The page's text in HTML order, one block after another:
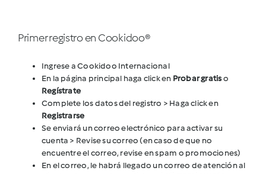
Cookidoo
Primer registro en Cookidoo®
Ingrese aCookidoo Internacional
En la página principal haga click en Probar gratiso
Regístrate
Complete los datos del registro > Haga click en
Registrarse
Se enviará un correo electrónico para activar su
cuenta > Revise su correo (en caso de que no
encuentre el correo, revise en spam o promociones)
En el correo, le habrá llegado un correo de atención al